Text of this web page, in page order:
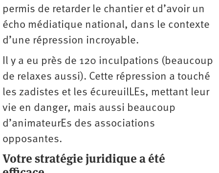
permis de retarder le chantier et d’avoir un
écho médiatique national, dans le contexte
d’une répression incroyable.
Il y a eu près de 120 inculpations (beaucoup
de relaxes aussi). Cette répression a touché
les zadistes et les écureuilLEs, mettant leur
vie en danger, mais aussi beaucoup
d’animateurEs des associations
opposantes.
Votre stratégie juridique a été